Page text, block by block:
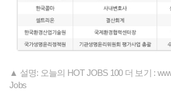
▲ 설명: 오늘의 HOT JOBS 100 더 보기 :
Jobs